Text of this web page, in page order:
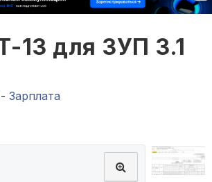
13 для ЗУП 3.1
- Зарплата